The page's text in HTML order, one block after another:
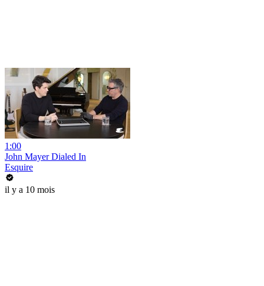
1:00
John Mayer Dialed In
Esquire
il y a 10 mois